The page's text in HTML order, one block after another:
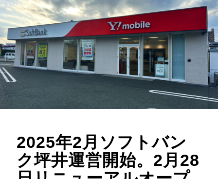
2025年2月ソフトバン
ク坪井運営開始。2月28